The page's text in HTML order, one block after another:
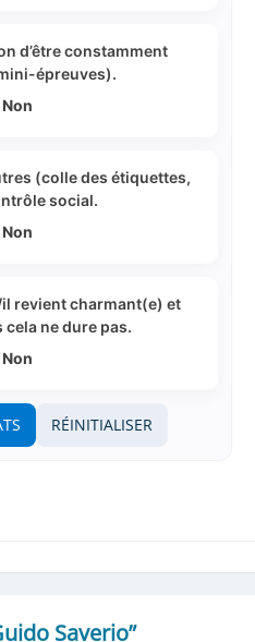
d’être constamment
épreuves).
Non
(colle des étiquettes,
social.
Non
revient charmant(e) et
ne dure pas.
Non
RÉINITIALISER
Saverio”